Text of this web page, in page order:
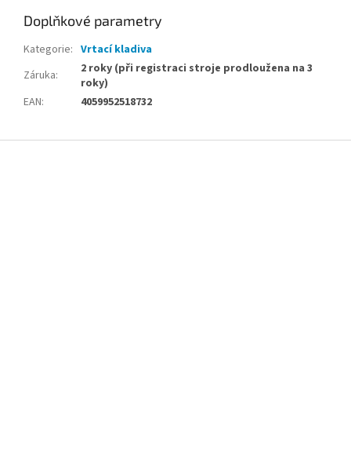
Doplňkové parametry
Kategorie: Vrtací kladiva
Záruka:
2 roky (při registraci stroje prodloužena na 3
roky)
EAN: 4059952518732